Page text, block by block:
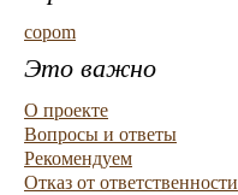
copom
Это важно
О проекте
Вопросы и ответы
Рекомендуем
Отказ от ответственности